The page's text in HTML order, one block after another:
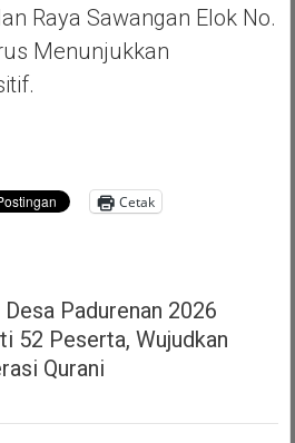
Raya Sawangan Elok No.
Menunjukkan
Cetak
Desa Padurenan 2026
52 Peserta, Wujudkan
Qurani